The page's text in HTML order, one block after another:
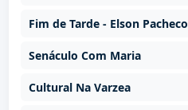
Fim de Tarde - Elson Pacheco
Senáculo Com Maria
Cultural Na Varzea